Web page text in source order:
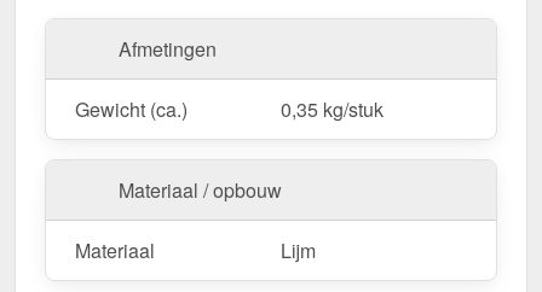
film.
Aangepaste containerafmetingen
Verkrijgbaar als 290 ml - ideaal voor kleine
details of groter verbindingswerk.
Onopvallend uiterlijk– In Zwart, passend bij de
EPDM dakbaan.
Bestel nu Verbindingslijm Flex – Voor permanent
dichte en hittebestendige EPDM-
verbindingsoplossingen!
Afmetingen
Gewicht (ca.) 0,35 kg/stuk
Materiaal / opbouw
Materiaal Lijm